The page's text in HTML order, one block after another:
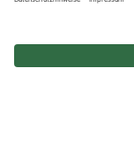
© 2026